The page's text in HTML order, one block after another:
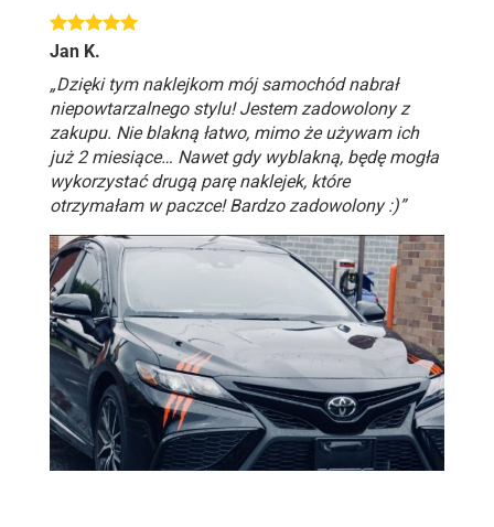
Jan K.
„Dzięki tym naklejkom mój samochód nabrał
niepowtarzalnego stylu! Jestem zadowolony z
zakupu. Nie blakną łatwo, mimo że używam ich
już 2 miesiące… Nawet gdy wyblakną, będę mogła
wykorzystać drugą parę naklejek, które
otrzymałam w paczce! Bardzo zadowolony :)”